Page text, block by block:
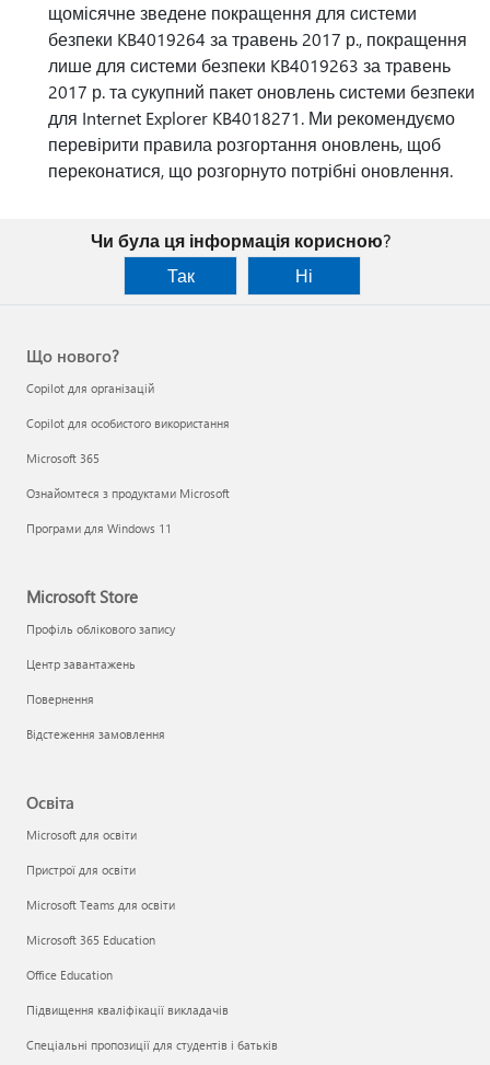
щомісячне зведене покращення для системи
безпеки KB4019264 за травень 2017 р., покращення
лише для системи безпеки KB4019263 за травень
2017 р. та сукупний пакет оновлень системи безпеки
для Internet Explorer KB4018271. Ми рекомендуємо
перевірити правила розгортання оновлень, щоб
переконатися, що розгорнуто потрібні оновлення.
Чи була ця інформація корисною?
Так
Ні
Що нового?
Copilot для організацій
Copilot для особистого використання
Microsoft 365
Ознайомтеся з продуктами Microsoft
Програми для Windows 11
Microsoft Store
Профіль облікового запису
Центр завантажень
Повернення
Відстеження замовлення
Освіта
Microsoft для освіти
Пристрої для освіти
Microsoft Teams для освіти
Microsoft 365 Education
Office Education
Підвищення кваліфікації викладачів
Спеціальні пропозиції для студентів і батьків